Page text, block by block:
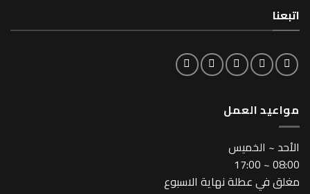
نهاية الاسبوع